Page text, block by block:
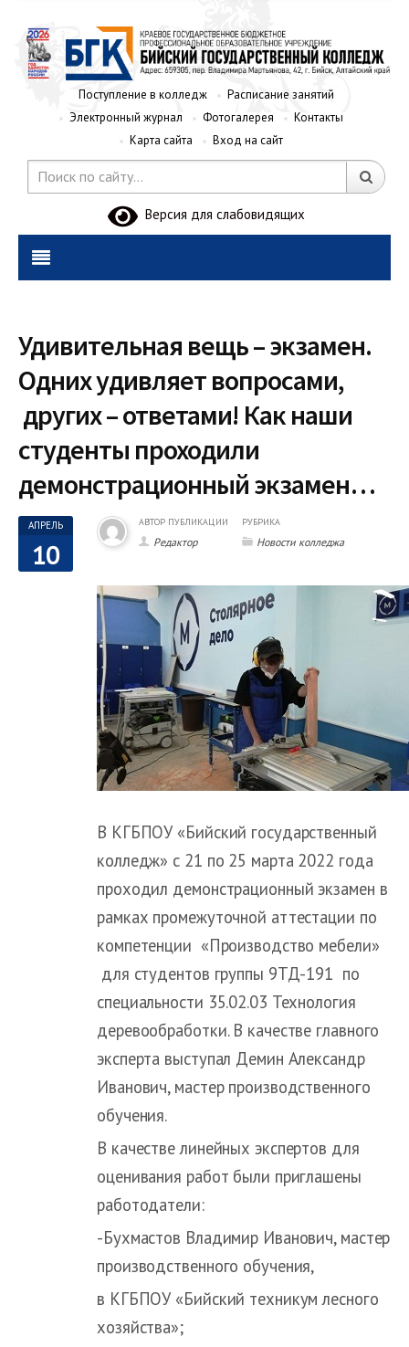
Поступление в колледж
Расписание занятий
Электронный журнал
Фотогалерея
Контакты
Карта сайта
Вход на сайт
Версия для слабовидящих
Удивительная вещь – экзамен.
Одних удивляет вопросами,
других – ответами! Как наши
студенты проходили
демонстрационный экзамен…
АПРЕЛЬ
10
АВТОР ПУБЛИКАЦИИ
Редактор
РУБРИКА
Новости колледжа
В КГБПОУ «Бийский государственный
колледж» с 21 по 25 марта 2022 года
проходил демонстрационный экзамен в
рамках промежуточной аттестации по
компетенции «Производство мебели»
для студентов группы 9ТД-191 по
специальности 35.02.03 Технология
деревообработки. В качестве главного
эксперта выступал Демин Александр
Иванович, мастер производственного
обучения.
В качестве линейных экспертов для
оценивания работ были приглашены
работодатели:
-Бухмастов Владимир Иванович, мастер
производственного обучения,
в КГБПОУ «Бийский техникум лесного
хозяйства»;